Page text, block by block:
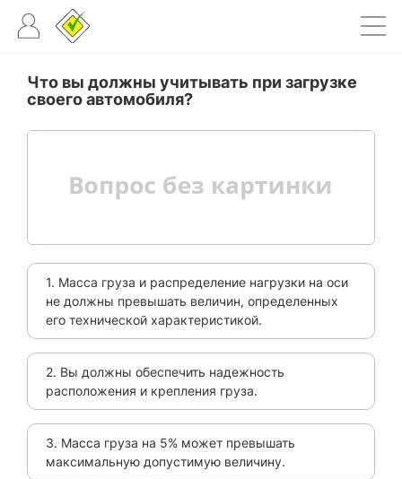
Что вы должны учитывать при загрузке
своего автомобиля?
1. Масса груза и распределение нагрузки на оси
не должны превышать величин, определенных
его технической характеристикой.
2. Вы должны обеспечить надежность
расположения и крепления груза.
3. Масса груза на 5% может превышать
максимальную допустимую величину.